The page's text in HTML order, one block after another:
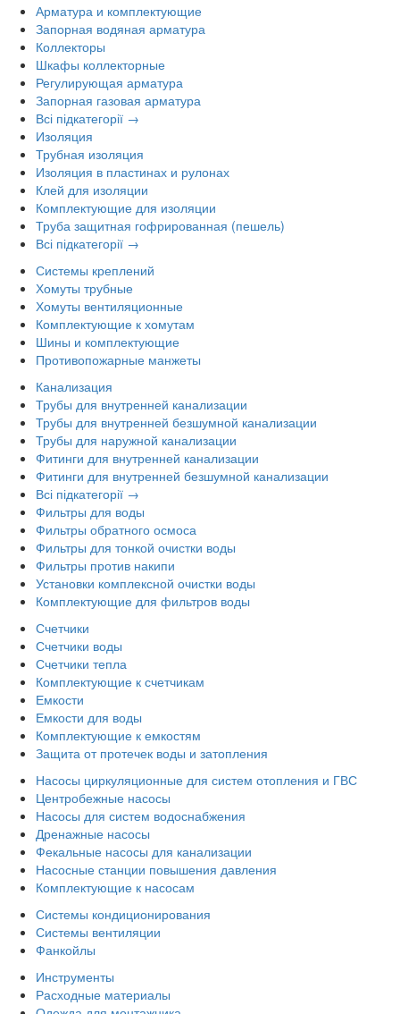
Арматура и комплектующие
Запорная водяная арматура
Коллекторы
Шкафы коллекторные
Регулирующая арматура
Запорная газовая арматура
Всі підкатегорії →
Изоляция
Трубная изоляция
Изоляция в пластинах и рулонах
Клей для изоляции
Комплектующие для изоляции
Труба защитная гофрированная (пешель)
Всі підкатегорії →
Системы креплений
Хомуты трубные
Хомуты вентиляционные
Комплектующие к хомутам
Шины и комплектующие
Противопожарные манжеты
Канализация
Трубы для внутренней канализации
Трубы для внутренней безшумной канализации
Трубы для наружной канализации
Фитинги для внутренней канализации
Фитинги для внутренней безшумной канализации
Всі підкатегорії →
Фильтры для воды
Фильтры обратного осмоса
Фильтры для тонкой очистки воды
Фильтры против накипи
Установки комплексной очистки воды
Комплектующие для фильтров воды
Счетчики
Счетчики воды
Счетчики тепла
Комплектующие к счетчикам
Емкости
Емкости для воды
Комплектующие к емкостям
Защита от протечек воды и затопления
Насосы циркуляционные для систем отопления и ГВС
Центробежные насосы
Насосы для систем водоснабжения
Дренажные насосы
Фекальные насосы для канализации
Насосные станции повышения давления
Комплектующие к насосам
Системы кондиционирования
Системы вентиляции
Фанкойлы
Инструменты
Расходные материалы